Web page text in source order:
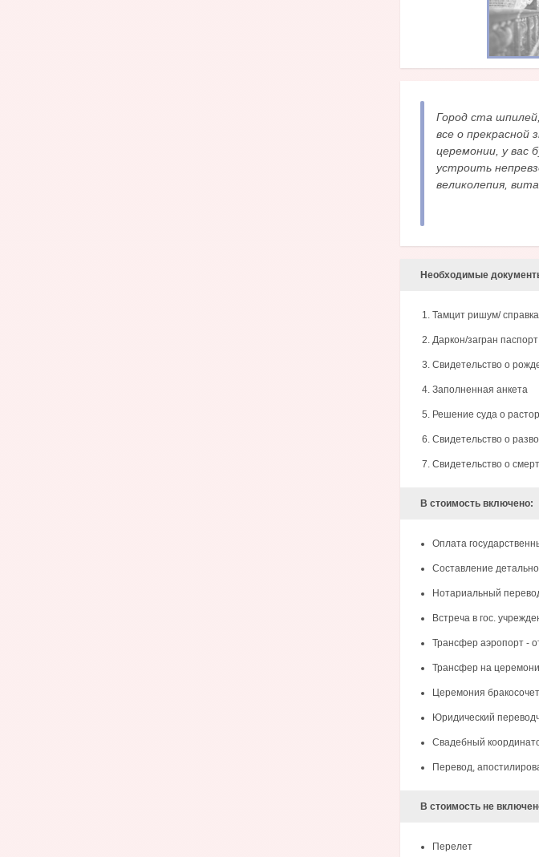
Город ста
все о прекрасной
церемонии, у вас
устроить
великолепия,
Необходимые
Тамцит ришум/
Даркон/загран
Свидетельство о
Заполненная анкета
Решение суда о
Свидетельство о
Свидетельство о
В стоимость включено:
Оплата
Составление
Нотариальный
Встреча в гос.
Трансфер аэропорт -
Трансфер на
Церемония
Юридический
Свадебный
Перевод,
В стоимость не
Перелет